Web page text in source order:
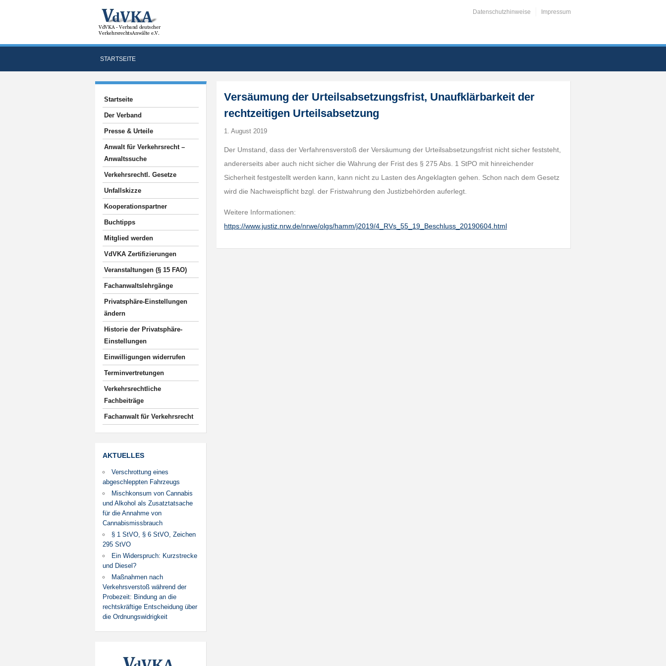
Datenschutzhinweise Impressum
STARTSEITE
Startseite
Der Verband
Presse & Urteile
Anwalt für Verkehrsrecht –
Anwaltssuche
Verkehrsrechtl. Gesetze
Unfallskizze
Kooperationspartner
Buchtipps
Mitglied werden
VdVKA Zertifizierungen
Veranstaltungen (§ 15 FAO)
Fachanwaltslehrgänge
Privatsphäre-Einstellungen
ändern
Historie der Privatsphäre-
Einstellungen
Einwilligungen widerrufen
Terminvertretungen
Verkehrsrechtliche
Fachbeiträge
Fachanwalt für Verkehrsrecht
AKTUELLES
Verschrottung eines
abgeschleppten Fahrzeugs
Mischkonsum von Cannabis
und Alkohol als Zusatztatsache
für die Annahme von
Cannabismissbrauch
§ 1 StVO, § 6 StVO, Zeichen
295 StVO
Ein Widerspruch: Kurzstrecke
und Diesel?
Maßnahmen nach
Verkehrsverstoß während der
Probezeit: Bindung an die
rechtskräftige Entscheidung über
die Ordnungswidrigkeit
Versäumung der Urteilsabsetzungsfrist, Unaufklärbarkeit der
rechtzeitigen Urteilsabsetzung
1. August 2019
Der Umstand, dass der Verfahrensverstoß der Versäumung der Urteilsabsetzungsfrist nicht sicher feststeht,
andererseits aber auch nicht sicher die Wahrung der Frist des § 275 Abs. 1 StPO mit hinreichender
Sicherheit festgestellt werden kann, kann nicht zu Lasten des Angeklagten gehen. Schon nach dem Gesetz
wird die Nachweispflicht bzgl. der Fristwahrung den Justizbehörden auferlegt.
Weitere Informationen:
https://www.justiz.nrw.de/nrwe/olgs/hamm/j2019/4_RVs_55_19_Beschluss_20190604.html